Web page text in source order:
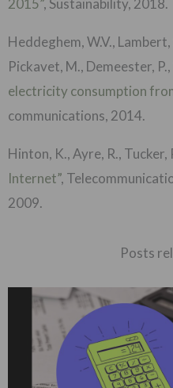
2015”, Sustainability, 2018.
Heddeghem, W.V., Lambert,
Pickavet, M., Demeester, P.,
electricity consumption
communications, 2014.
Hinton, K., Ayre, R., Tucker,
Internet”,
2009.
Posts